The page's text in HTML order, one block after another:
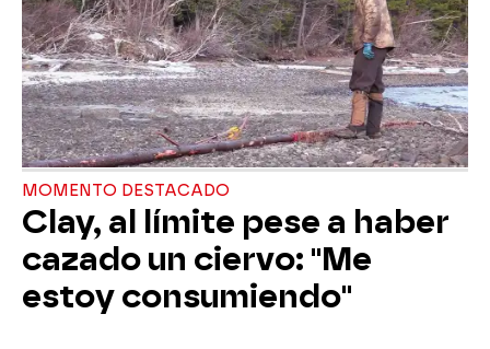
MOMENTO DESTACADO
Clay, al límite pese a haber
cazado un ciervo: "Me
estoy consumiendo"